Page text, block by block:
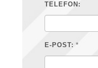
TELEFON:
E-POST: *